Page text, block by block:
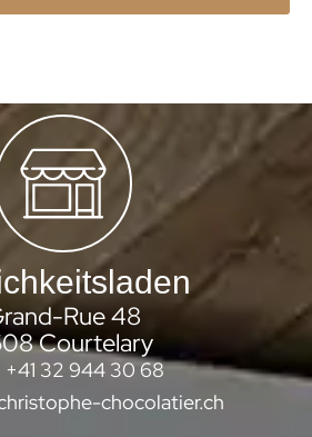
Rue 48
Courtelary
+41 32 944 30 68
chocolatier.ch